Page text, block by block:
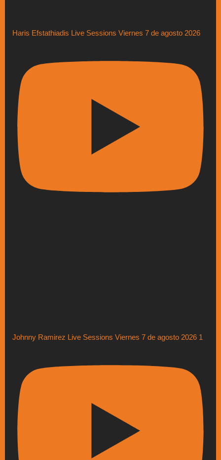
Haris Efstathiadis Live Sessions Viernes 7 de agosto 2026
Johnny Ramirez Live Sessions Viernes 7 de agosto 2026 1